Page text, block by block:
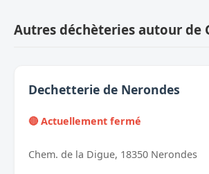
Autres déchèteries autour de
Dechetterie de Nerondes
🔴 Actuellement fermé
Chem. de la Digue, 18350 Nerondes